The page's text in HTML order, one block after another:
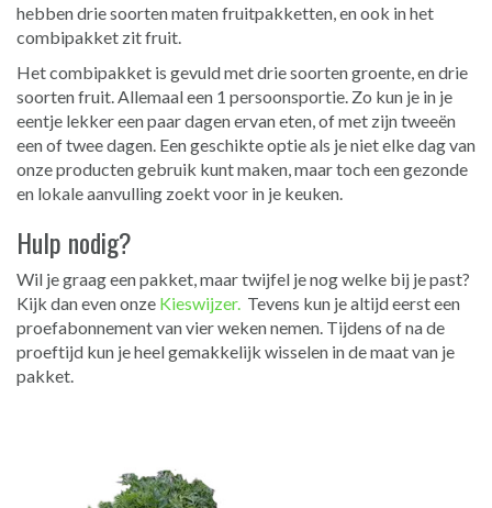
hebben drie soorten maten fruitpakketten, en ook in het
combipakket zit fruit.
Het combipakket is gevuld met drie soorten groente, en drie
soorten fruit. Allemaal een 1 persoonsportie. Zo kun je in je
eentje lekker een paar dagen ervan eten, of met zijn tweeën
een of twee dagen. Een geschikte optie als je niet elke dag van
onze producten gebruik kunt maken, maar toch een gezonde
en lokale aanvulling zoekt voor in je keuken.
Hulp nodig?
Wil je graag een pakket, maar twijfel je nog welke bij je past?
Kijk dan even onze Kieswijzer. Tevens kun je altijd eerst een
proefabonnement van vier weken nemen. Tijdens of na de
proeftijd kun je heel gemakkelijk wisselen in de maat van je
pakket.